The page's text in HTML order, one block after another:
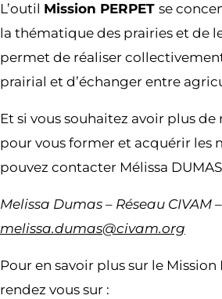
L’outil Mission PERPET se
la thématique des prairies et de
permet de réaliser
prairial et d’échanger entre
Et si vous souhaitez avoir plus
pour vous former et acquérir les
pouvez contacter Mélissa
Melissa Dumas – Réseau CIVAM
melissa.dumas@civam.org
Pour en savoir plus sur le Mission
rendez vous sur :